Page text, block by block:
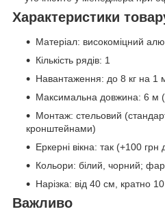
Характеристики
Матеріал: високоміцний
Кількість рядів: 1
Навантаження: до 8 кг на 1
Максимальна довжина: 6 м
Монтаж: стельовий
кронштейнами)
Еркерні вікна: так (+100 грн
Кольори: білий, чорний;
Нарізка: від 40 см, кратно
Важливо